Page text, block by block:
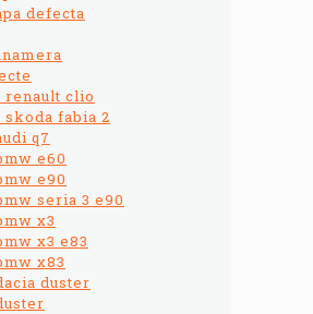
defecta
clio
fabia 2
q7
e60
e90
seria 3 e90
x3
x3 e83
x83
duster